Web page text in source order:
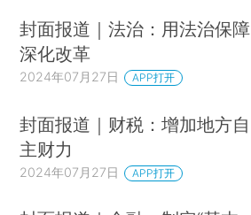
封面报道｜法治：用法治保障
深化改革
2024年07月27日 APP打开
封面报道｜财税：增加地方自
主财力
2024年07月27日 APP打开